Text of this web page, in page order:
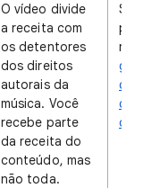
O vídeo divide
a receita com
os detentores
dos direitos
autorais da
música. Você
recebe parte
da receita do
conteúdo, mas
não toda.